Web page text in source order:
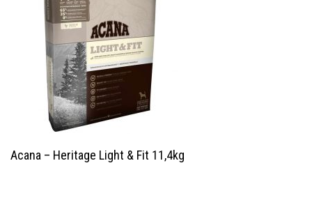
Acana – Heritage Light & Fit 11,4kg